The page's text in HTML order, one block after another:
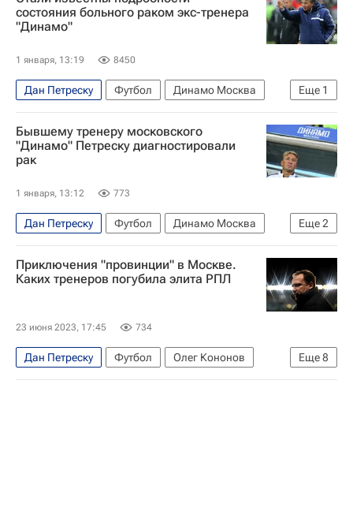
состояния больного раком экс-тренера
"Динамо"
1 января, 13:19 8450
Еще 1
Дан Петреску Футбол
Динамо Москва
Кубань
Бывшему тренеру московского
"Динамо" Петреску диагностировали
рак
1 января, 13:12 773
Еще2
Дан Петреску Футбол
Динамо Москва
Кубань
РПЛ 2026-2027 (Чемпионат России по футболу)
Приключения "провинции" в Москве.
Каких тренеров погубила элита РПЛ
23 июня 2023, 17:45 734
Еще8
Дан Петреску Футбол
Олег Кононов
Леонид Кучук
Миодраг Божович